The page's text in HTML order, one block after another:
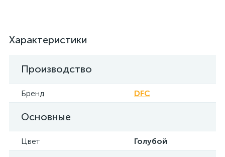
Характеристики
Производство
Бренд DFC
Основные
Цвет Голубой